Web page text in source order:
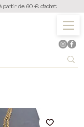
partir de 60 € d'achat